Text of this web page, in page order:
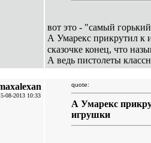
вот это - "самый
А Умарекс прикрутил к
сказочке конец, что
А ведь пистолеты
08-2013 10:33
quote:
А Умарекс
игрушки